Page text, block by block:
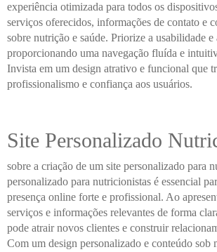
experiência otimizada para todos os
serviços oferecidos, informações de contato e
sobre nutrição e saúde. Priorize a usabilidade e
proporcionando uma navegação fluída e
Invista em um design atrativo e funcional que
profissionalismo e confiança aos usuários.
Site Personalizado
sobre a criação de um site personalizado para
personalizado para nutricionistas é essencial
presença online forte e profissional. Ao
serviços e informações relevantes de forma
pode atrair novos clientes e construir
Com um design personalizado e conteúdo sob